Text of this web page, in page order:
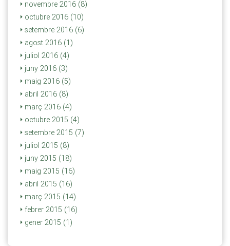
novembre 2016 (8)
octubre 2016 (10)
setembre 2016 (6)
agost 2016 (1)
juliol 2016 (4)
juny 2016 (3)
maig 2016 (5)
abril 2016 (8)
març 2016 (4)
octubre 2015 (4)
setembre 2015 (7)
juliol 2015 (8)
juny 2015 (18)
maig 2015 (16)
abril 2015 (16)
març 2015 (14)
febrer 2015 (16)
gener 2015 (1)